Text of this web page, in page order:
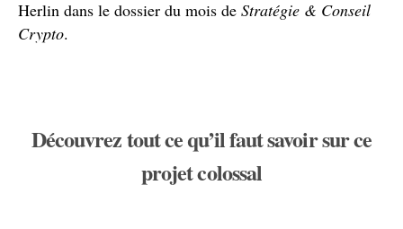
Herlin dans le dossier du mois de Stratégie & Conseil
Crypto.
Découvrez tout ce qu’il faut savoir sur ce
projet colossal